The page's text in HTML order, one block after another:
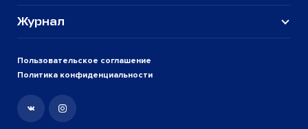
Пользовательское соглашение
Политика конфиденциальности
Журнал